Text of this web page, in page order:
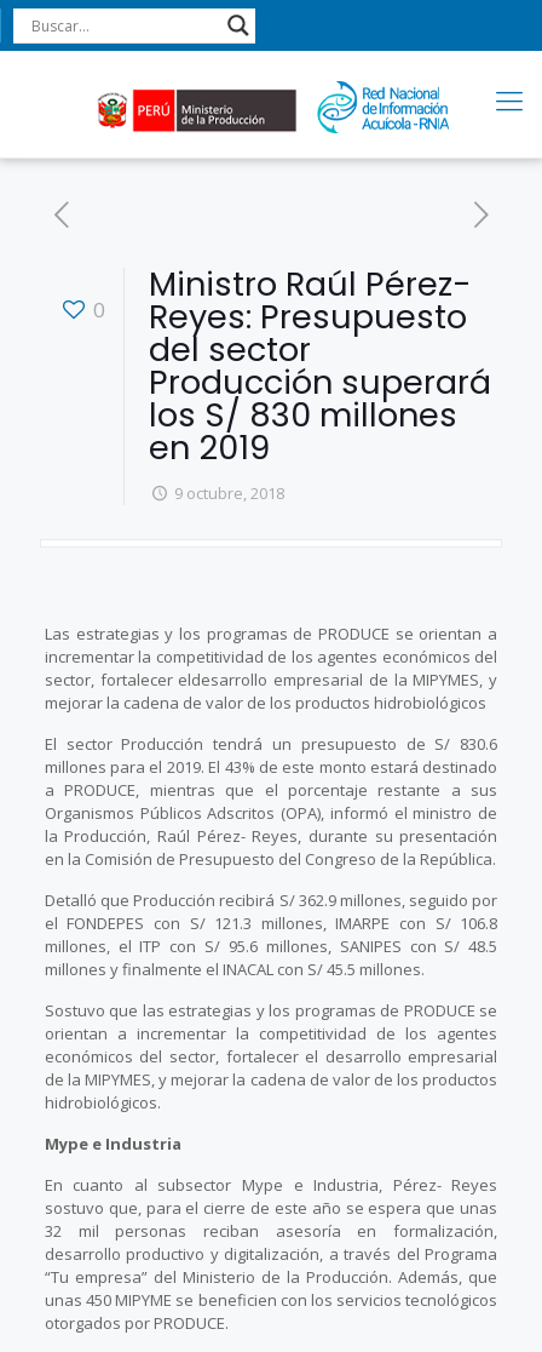
0
Ministro Raúl Pérez-
Reyes: Presupuesto
del sector
Producción superará
los S/ 830 millones
en 2019
9 octubre, 2018
Las estrategias y los programas de PRODUCE se orientan a
incrementar la competitividad de los agentes económicos del
sector, fortalecer eldesarrollo empresarial de la MIPYMES, y
mejorar la cadena de valor de los productos hidrobiológicos
El sector Producción tendrá un presupuesto de S/ 830.6
millones para el 2019. El 43% de este monto estará destinado
a PRODUCE, mientras que el porcentaje restante a sus
Organismos Públicos Adscritos (OPA), informó el ministro de
la Producción, Raúl Pérez- Reyes, durante su presentación
en la Comisión de Presupuesto del Congreso de la República.
Detalló que Producción recibirá S/ 362.9 millones, seguido por
el FONDEPES con S/ 121.3 millones, IMARPE con S/ 106.8
millones, el ITP con S/ 95.6 millones, SANIPES con S/ 48.5
millones y finalmente el INACAL con S/ 45.5 millones.
Sostuvo que las estrategias y los programas de PRODUCE se
orientan a incrementar la competitividad de los agentes
económicos del sector, fortalecer el desarrollo empresarial
de la MIPYMES, y mejorar la cadena de valor de los productos
hidrobiológicos.
Mype e Industria
En cuanto al subsector Mype e Industria, Pérez- Reyes
sostuvo que, para el cierre de este año se espera que unas
32 mil personas reciban asesoría en formalización,
desarrollo productivo y digitalización, a través del Programa
“Tu empresa” del Ministerio de la Producción. Además, que
unas 450 MIPYME se beneficien con los servicios tecnológicos
otorgados por PRODUCE.